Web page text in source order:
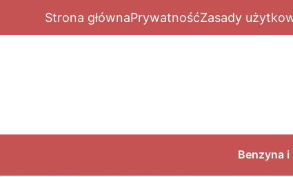
Strona głównaPrywatnośćZasady
Benzyna i